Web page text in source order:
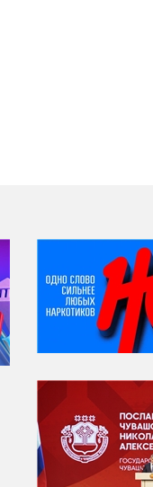
НИ ДНЯ БЕЗ
07 августа
Я
всё